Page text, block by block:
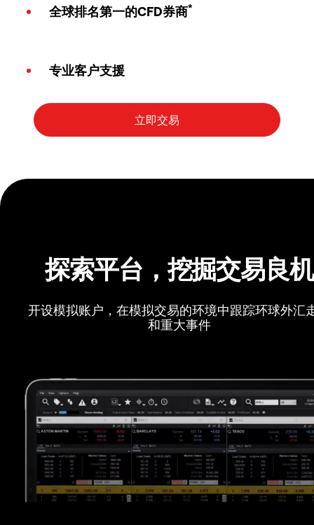
全球排名第一的CFD券商*
专业客户支援
探索平台，挖掘交易良机
开设模拟账户，在模拟交易的环境中跟踪环球外汇
和重大事件